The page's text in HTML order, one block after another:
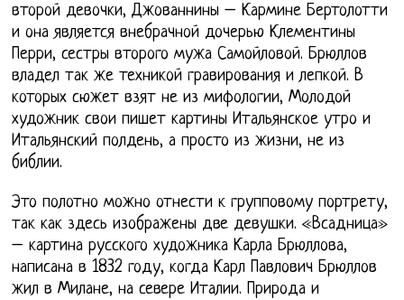
второй девочки, Джованнины – Кармине Бертолотти
и она является внебрачной дочерью Клементины
Перри, сестры второго мужа Самойловой. Брюллов
владел так же техникой гравирования и лепкой. В
которых сюжет взят не из мифологии, Молодой
художник свои пишет картины Итальянское утро и
Итальянский полдень, а просто из жизни, не из
библии.
Это полотно можно отнести к групповому портрету,
так как здесь изображены две девушки. «Всадница»
– картина русского художника Карла Брюллова,
написана в 1832 году, когда Карл Павлович Брюллов
жил в Милане, на севере Италии. Природа и